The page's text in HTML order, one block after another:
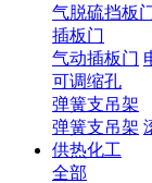
气脱硫挡板
插板门
气动插板门
可调缩孔
弹簧支吊架
弹簧支吊架
供热化工
全部